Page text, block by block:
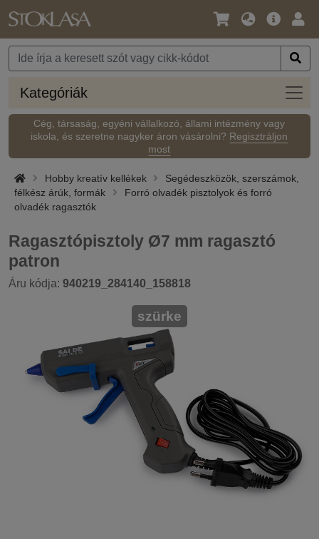
Nyelv
Pénznem
Fő
Kategóriák
Cég, társaság, egyéni vállalkozó, állami intézmény vagy
iskola, és szeretne nagyker áron vásárolni? Regisztráljon
most
Hobby kreatív kellékek
Segédeszközök, szerszámok,
félkész árúk, formák
Forró olvadék pisztolyok és forró
olvadék ragasztók
Ragasztópisztoly Ø7 mm ragasztó
patron
Áru kódja: 940219_284140_158818
szürke